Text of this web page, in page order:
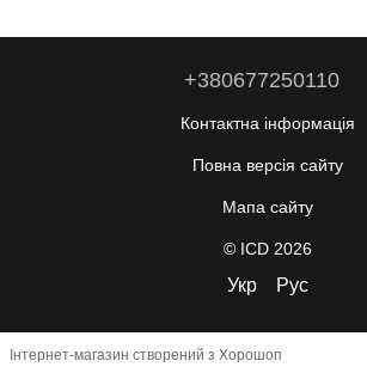
+380677250110
Контактна інформація
Повна версія сайту
Мапа сайту
© ICD 2026
Укр Рус
Інтернет-магазин створений з Хорошоп